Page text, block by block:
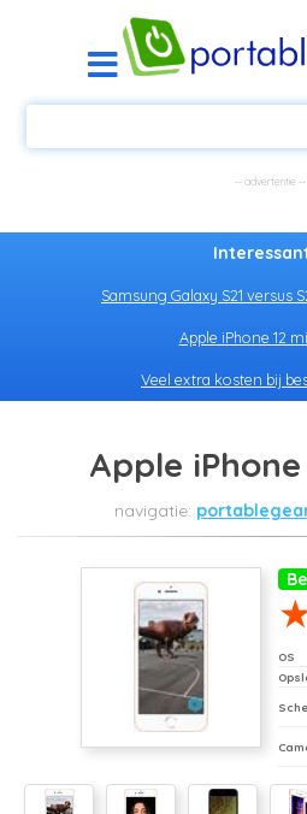
Samsung Galaxy S21 versus
Apple iPhone 12
Veel extra kosten bij
Apple
OS